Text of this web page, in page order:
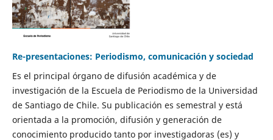
Re-presentaciones: Periodismo, comunicación y sociedad
Es el principal órgano de difusión académica y de
investigación de la Escuela de Periodismo de la Universidad
de Santiago de Chile. Su publicación es semestral y está
orientada a la promoción, difusión y generación de
conocimiento producido tanto por investigadoras (es) y